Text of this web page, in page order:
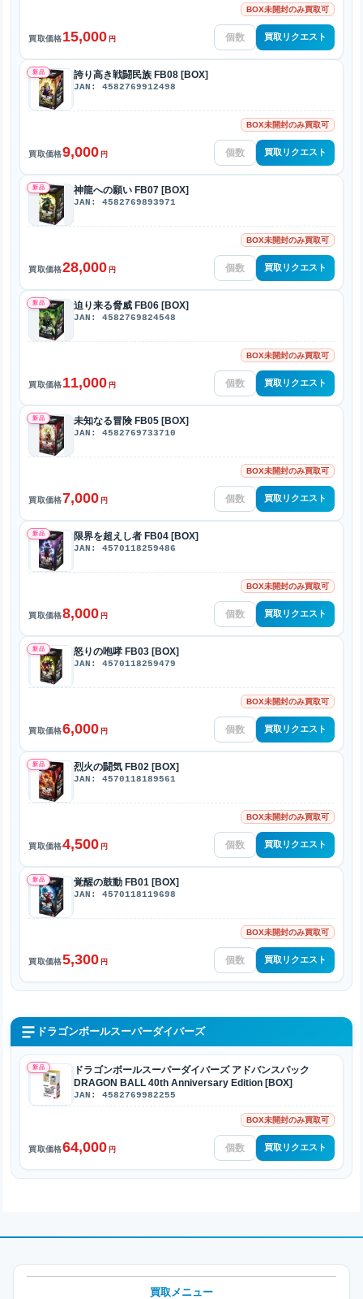
BOX未開封のみ買取可
買取価格15,000 円 買取リクエスト
新品 誇り高き戦闘民族 FB08 [BOX]
JAN: 4582769912498
BOX未開封のみ買取可
買取価格9,000 円 買取リクエスト
新品 神龍への願い FB07 [BOX]
JAN: 4582769893971
BOX未開封のみ買取可
買取価格28,000 円 買取リクエスト
新品 迫り来る脅威 FB06 [BOX]
JAN: 4582769824548
BOX未開封のみ買取可
買取価格11,000 円 買取リクエスト
新品 未知なる冒険 FB05 [BOX]
JAN: 4582769733710
BOX未開封のみ買取可
買取価格7,000 円 買取リクエスト
新品 限界を超えし者 FB04 [BOX]
JAN: 4570118259486
BOX未開封のみ買取可
買取価格8,000 円 買取リクエスト
新品 怒りの咆哮 FB03 [BOX]
JAN: 4570118259479
BOX未開封のみ買取可
買取価格6,000 円 買取リクエスト
新品 烈火の闘気 FB02 [BOX]
JAN: 4570118189561
BOX未開封のみ買取可
買取価格4,500 円 買取リクエスト
新品 覚醒の鼓動 FB01 [BOX]
JAN: 4570118119698
BOX未開封のみ買取可
買取価格5,300 円 買取リクエスト
ドラゴンボールスーパーダイバーズ
新品
ドラゴンボールスーパーダイバーズ アドバンスパック
DRAGON BALL 40th Anniversary Edition [BOX]
JAN: 4582769982255
BOX未開封のみ買取可
買取価格64,000 円 買取リクエスト
買取メニュー